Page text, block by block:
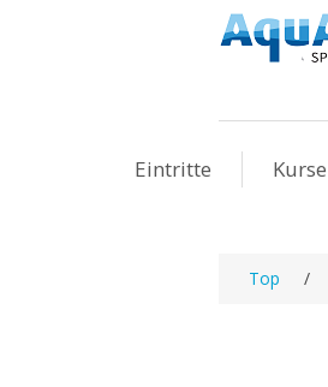
Eintritte Kurse
Top /